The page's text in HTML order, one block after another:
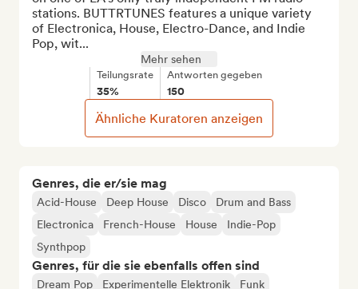
Genres, die er/sie mag
Acid-House Deep House Disco
Drum and Bass
Electronica
French-House House
Indie-Pop
Synthpop
Genres, für die sie ebenfalls offen sind
Dream Pop Experimentelle Elektronik
Funk
stations. BUTTRTUNES features a unique variety
of Electronica, House, Electro-Dance, and Indie
Pop, wit...
Mehr sehen
Teilungsrate
35%
Antworten gegeben
150
Ähnliche Kuratoren anzeigen